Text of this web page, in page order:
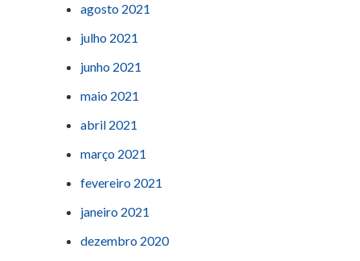
agosto 2021
julho 2021
junho 2021
maio 2021
abril 2021
março 2021
fevereiro 2021
janeiro 2021
dezembro 2020